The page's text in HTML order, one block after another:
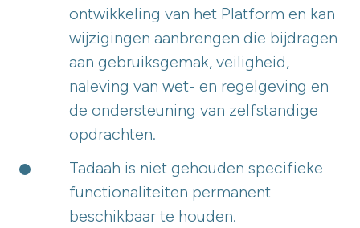
ontwikkeling van het Platform en kan
wijzigingen aanbrengen die bijdragen
aan gebruiksgemak, veiligheid,
naleving van wet- en regelgeving en
de ondersteuning van zelfstandige
opdrachten.
Tadaah is niet gehouden specifieke
functionaliteiten permanent
beschikbaar te houden.